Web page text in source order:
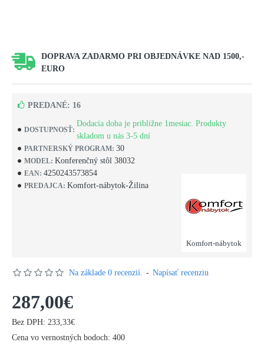
DOPRAVA ZADARMO PRI OBJEDNÁVKE NAD 1500,-
EURO
DOSTUPNOSŤ:
Dodacia doba je približne 1mesiac. Produkty
skladom u nás 3-5 dní
PARTNERSKÝ PROGRAM: 30
MODEL: Konferenčný stôl 38032
EAN: 4250243573854
PREDAJCA: Komfort-nábytok-Žilina
Komfort-nábytok
PREDANÉ: 16
Na základe 0 recenzií. - Napísať recenziu
287,00€
Bez DPH: 233,33€
Cena vo vernostných bodoch: 400